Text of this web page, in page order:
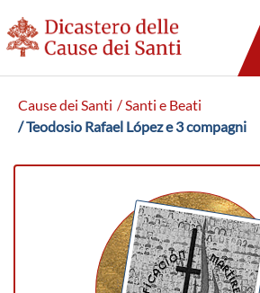
Cause dei Santi / Santi e Beati
/ Teodosio Rafael López e 3 compagni